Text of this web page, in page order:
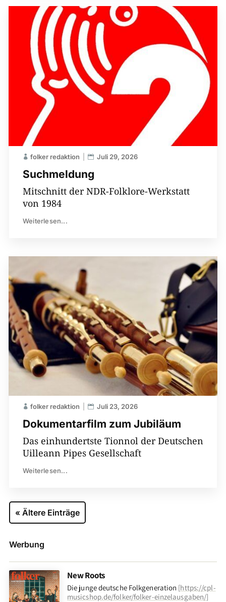
Suchmeldung
folker redaktion Juli 29, 2026
Mitschnitt der NDR-Folklore-Werkstatt
von 1984
Weiterlesen...
Dokumentarfilm zum Jubiläum
folker redaktion Juli 23, 2026
Das einhundertste Tionnol der Deutschen
Uilleann Pipes Gesellschaft
Weiterlesen...
« Ältere Einträge
Werbung
New Roots
Die junge deutsche Folkgeneration [https://cpl-
musicshop.de/folker/folker-einzelausgaben/]